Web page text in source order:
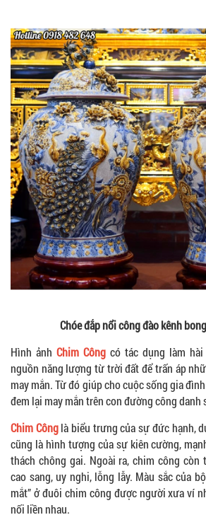
Chóe đắp nổi công đào kênh
Hình ảnh Chim Công có tác dụng làm
nguồn năng lượng từ trời đất để trấn áp
may mắn. Từ đó giúp cho cuộc sống gia
đem lại may mắn trên con đường công danh
Chim Cônglà biểu trưng của sự đức hạnh,
cũng là hình tượng của sự kiên cường,
thách chông gai. Ngoài ra, chim công còn
cao sang, uy nghi, lỗng lẫy. Màu sắc của
mắt” ở đuôi chim công được người xưa ví
nối liền nhau.